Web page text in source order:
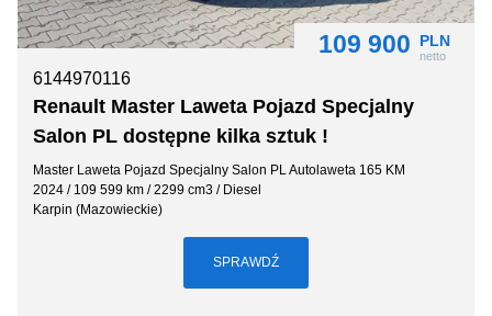
109 900 PLN
netto
6144970116
Renault Master Laweta Pojazd Specjalny
Salon PL dostępne kilka sztuk !
Master Laweta Pojazd Specjalny Salon PL Autolaweta 165 KM
2024 / 109 599 km / 2299 cm3 / Diesel
Karpin (Mazowieckie)
SPRAWDŹ